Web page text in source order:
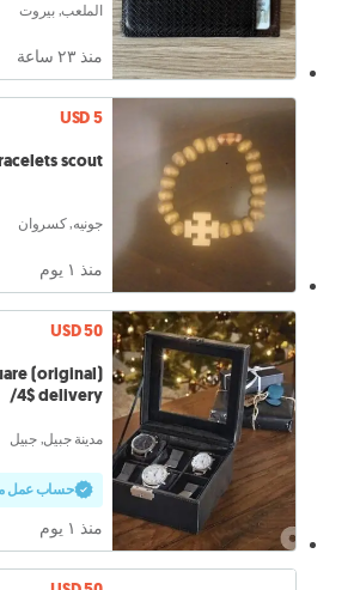
الملعب, بيروت
منذ ٢٣ ساعة
USD 5
scout
جونيه, كسروان
منذ ١ يوم
USD 50
(original)
/4$ delivery
مدينة جبيل, جبيل
حساب عمل
منذ ١ يوم